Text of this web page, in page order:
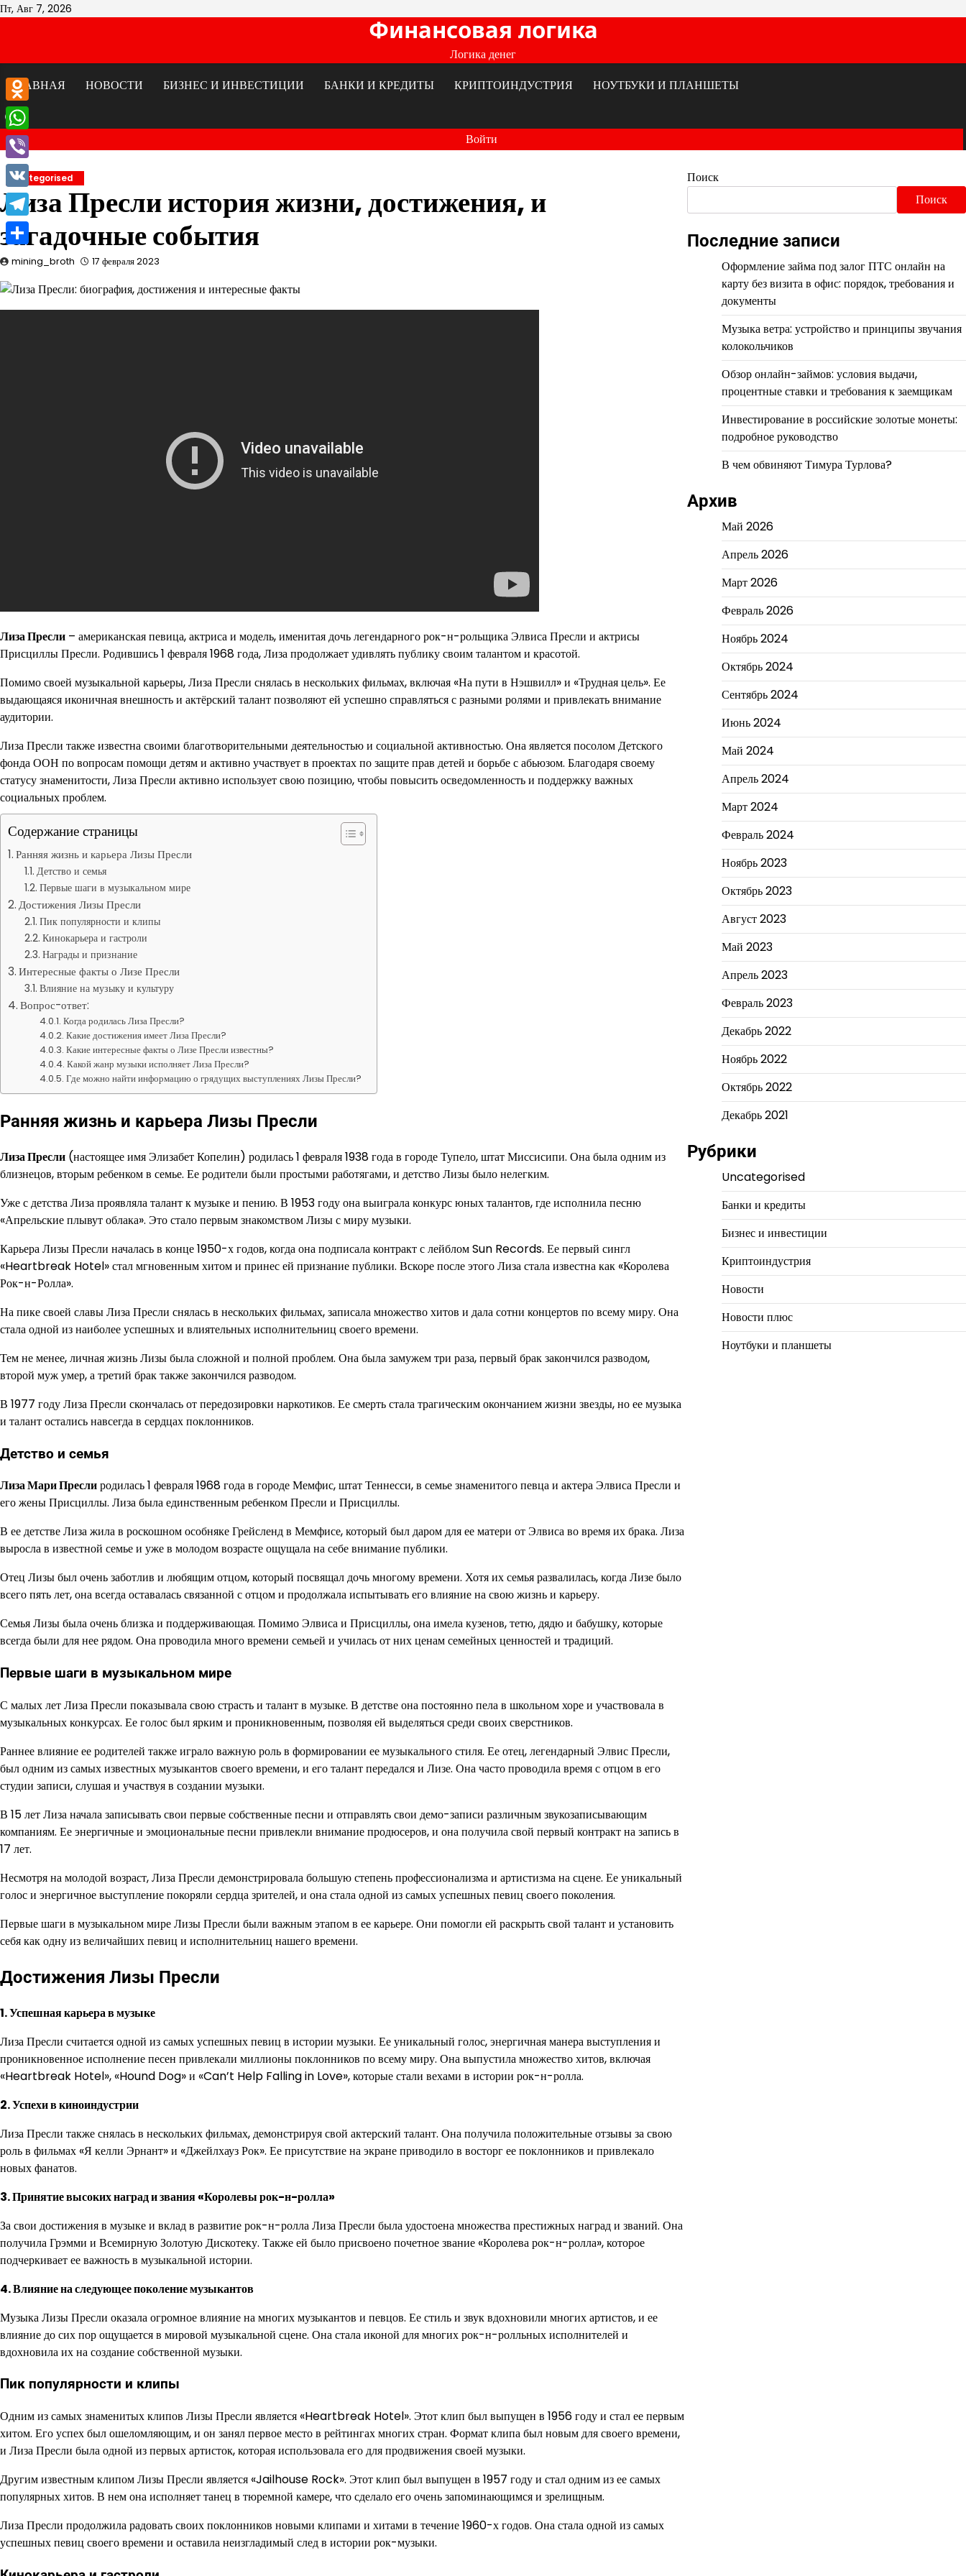
Перейти
Пт, Авг 7, 2026
Финансовая логика
Логика денег
ГЛАВНАЯ
НОВОСТИ БИЗНЕС И ИНВЕСТИЦИИ БАНКИ И КРЕДИТЫ КРИПТОИНДУСТРИЯ НОУТБУКИ И ПЛАНШЕТЫ
Войти
Uncategorised
Лиза Пресли история жизни, достижения, и
загадочные события
mining_broth 17 февраля 2023
Лиза Пресли – американская певица, актриса и модель, именитая дочь легендарного рок-н-рольщика Элвиса Пресли и актрисы
Присциллы Пресли. Родившись 1 февраля 1968 года, Лиза продолжает удивлять публику своим талантом и красотой.
Помимо своей музыкальной карьеры, Лиза Пресли снялась в нескольких фильмах, включая «На пути в Нэшвилл» и «Трудная цель». Ее
выдающаяся иконичная внешность и актёрский талант позволяют ей успешно справляться с разными ролями и привлекать внимание
аудитории.
Лиза Пресли также известна своими благотворительными деятельностью и социальной активностью. Она является посолом Детского
фонда ООН по вопросам помощи детям и активно участвует в проектах по защите прав детей и борьбе с абьюзом. Благодаря своему
статусу знаменитости, Лиза Пресли активно использует свою позицию, чтобы повысить осведомленность и поддержку важных
социальных проблем.
Содержание страницы
Ранняя жизнь и карьера Лизы Пресли
Детство и семья
Первые шаги в музыкальном мире
Достижения Лизы Пресли
Пик популярности и клипы
Кинокарьера и гастроли
Награды и признание
Интересные факты о Лизе Пресли
Влияние на музыку и культуру
Вопрос-ответ:
Когда родилась Лиза Пресли?
Какие достижения имеет Лиза Пресли?
Какие интересные факты о Лизе Пресли известны?
Какой жанр музыки исполняет Лиза Пресли?
Где можно найти информацию о грядущих выступлениях Лизы Пресли?
Ранняя жизнь и карьера Лизы Пресли
Лиза Пресли (настоящее имя Элизабет Копелин) родилась 1 февраля 1938 года в городе Тупело, штат Миссисипи. Она была одним из
близнецов, вторым ребенком в семье. Ее родители были простыми работягами, и детство Лизы было нелегким.
Уже с детства Лиза проявляла талант к музыке и пению. В 1953 году она выиграла конкурс юных талантов, где исполнила песню
«Апрельские плывут облака». Это стало первым знакомством Лизы с миру музыки.
Карьера Лизы Пресли началась в конце 1950-х годов, когда она подписала контракт с лейблом Sun Records. Ее первый сингл
«Heartbreak Hotel» стал мгновенным хитом и принес ей признание публики. Вскоре после этого Лиза стала известна как «Королева
Рок-н-Ролла».
На пике своей славы Лиза Пресли снялась в нескольких фильмах, записала множество хитов и дала сотни концертов по всему миру. Она
стала одной из наиболее успешных и влиятельных исполнительниц своего времени.
Тем не менее, личная жизнь Лизы была сложной и полной проблем. Она была замужем три раза, первый брак закончился разводом,
второй муж умер, а третий брак также закончился разводом.
В 1977 году Лиза Пресли скончалась от передозировки наркотиков. Ее смерть стала трагическим окончанием жизни звезды, но ее музыка
и талант остались навсегда в сердцах поклонников.
Детство и семья
Лиза Мари Преслиродилась 1 февраля 1968 года в городе Мемфис, штат Теннесси, в семье знаменитого певца и актера Элвиса Пресли и
его жены Присциллы. Лиза была единственным ребенком Пресли и Присциллы.
В ее детстве Лиза жила в роскошном особняке Грейсленд в Мемфисе, который был даром для ее матери от Элвиса во время их брака. Лиза
выросла в известной семье и уже в молодом возрасте ощущала на себе внимание публики.
Отец Лизы был очень заботлив и любящим отцом, который посвящал дочь многому времени. Хотя их семья развалилась, когда Лизе было
всего пять лет, она всегда оставалась связанной с отцом и продолжала испытывать его влияние на свою жизнь и карьеру.
Семья Лизы была очень близка и поддерживающая. Помимо Элвиса и Присциллы, она имела кузенов, тетю, дядю и бабушку, которые
всегда были для нее рядом. Она проводила много времени семьей и училась от них ценам семейных ценностей и традиций.
Первые шаги в музыкальном мире
С малых лет Лиза Пресли показывала свою страсть и талант в музыке. В детстве она постоянно пела в школьном хоре и участвовала в
музыкальных конкурсах. Ее голос был ярким и проникновенным, позволяя ей выделяться среди своих сверстников.
Раннее влияние ее родителей также играло важную роль в формировании ее музыкального стиля. Ее отец, легендарный Элвис Пресли,
был одним из самых известных музыкантов своего времени, и его талант передался и Лизе. Она часто проводила время с отцом в его
студии записи, слушая и участвуя в создании музыки.
В 15 лет Лиза начала записывать свои первые собственные песни и отправлять свои демо-записи различным звукозаписывающим
компаниям. Ее энергичные и эмоциональные песни привлекли внимание продюсеров, и она получила свой первый контракт на запись в
17 лет.
Несмотря на молодой возраст, Лиза Пресли демонстрировала большую степень профессионализма и артистизма на сцене. Ее уникальный
голос и энергичное выступление покоряли сердца зрителей, и она стала одной из самых успешных певиц своего поколения.
Первые шаги в музыкальном мире Лизы Пресли были важным этапом в ее карьере. Они помогли ей раскрыть свой талант и установить
себя как одну из величайших певиц и исполнительниц нашего времени.
Достижения Лизы Пресли
1. Успешная карьера в музыке
Лиза Пресли считается одной из самых успешных певиц в истории музыки. Ее уникальный голос, энергичная манера выступления и
проникновенное исполнение песен привлекали миллионы поклонников по всему миру. Она выпустила множество хитов, включая
«Heartbreak Hotel», «Hound Dog» и «Can’t Help Falling in Love», которые стали вехами в истории рок-н-ролла.
2. Успехи в киноиндустрии
Лиза Пресли также снялась в нескольких фильмах, демонстрируя свой актерский талант. Она получила положительные отзывы за свою
роль в фильмах «Я келли Эрнант» и «Джейлхауз Рок». Ее присутствие на экране приводило в восторг ее поклонников и привлекало
новых фанатов.
3. Принятие высоких наград и звания «Королевы рок-н-ролла»
За свои достижения в музыке и вклад в развитие рок-н-ролла Лиза Пресли была удостоена множества престижных наград и званий. Она
получила Грэмми и Всемирную Золотую Дискотеку. Также ей было присвоено почетное звание «Королева рок-н-ролла», которое
подчеркивает ее важность в музыкальной истории.
4. Влияние на следующее поколение музыкантов
Музыка Лизы Пресли оказала огромное влияние на многих музыкантов и певцов. Ее стиль и звук вдохновили многих артистов, и ее
влияние до сих пор ощущается в мировой музыкальной сцене. Она стала иконой для многих рок-н-ролльных исполнителей и
вдохновила их на создание собственной музыки.
Пик популярности и клипы
Одним из самых знаменитых клипов Лизы Пресли является «Heartbreak Hotel». Этот клип был выпущен в 1956 году и стал ее первым
хитом. Его успех был ошеломляющим, и он занял первое место в рейтингах многих стран. Формат клипа был новым для своего времени,
и Лиза Пресли была одной из первых артисток, которая использовала его для продвижения своей музыки.
Другим известным клипом Лизы Пресли является «Jailhouse Rock». Этот клип был выпущен в 1957 году и стал одним из ее самых
популярных хитов. В нем она исполняет танец в тюремной камере, что сделало его очень запоминающимся и зрелищным.
Лиза Пресли продолжила радовать своих поклонников новыми клипами и хитами в течение 1960-х годов. Она стала одной из самых
успешных певиц своего времени и оставила неизгладимый след в истории рок-музыки.
Поиск
Поиск
Последние записи
Оформление займа под залог ПТС онлайн на
карту без визита в офис: порядок, требования и
документы
Музыка ветра: устройство и принципы звучания
колокольчиков
Обзор онлайн-займов: условия выдачи,
процентные ставки и требования к заемщикам
Инвестирование в российские золотые монеты:
подробное руководство
В чем обвиняют Тимура Турлова?
Архив
Май 2026
Апрель 2026
Март 2026
Февраль 2026
Ноябрь 2024
Октябрь 2024
Сентябрь 2024
Июнь 2024
Май 2024
Апрель 2024
Март 2024
Февраль 2024
Ноябрь 2023
Октябрь 2023
Август 2023
Май 2023
Апрель 2023
Февраль 2023
Декабрь 2022
Ноябрь 2022
Октябрь 2022
Декабрь 2021
Рубрики
Uncategorised
Банки и кредиты
Бизнес и инвестиции
Криптоиндустрия
Новости
Новости плюс
Ноутбуки и планшеты
Odnoklassniki
WhatsApp
Viber
VK
Telegram
Отправить